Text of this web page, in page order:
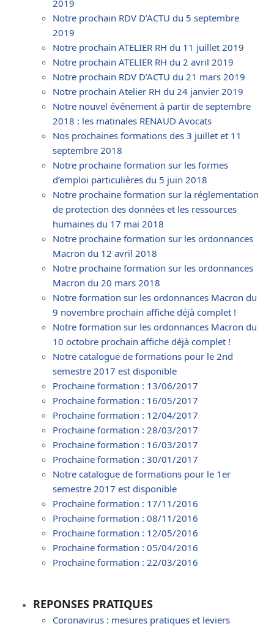
2019
Notre prochain RDV D’ACTU du 5 septembre
2019
Notre prochain ATELIER RH du 11 juillet 2019
Notre prochain ATELIER RH du 2 avril 2019
Notre prochain RDV D’ACTU du 21 mars 2019
Notre prochain Atelier RH du 24 janvier 2019
Notre nouvel événement à partir de septembre
2018 : les matinales RENAUD Avocats
Nos prochaines formations des 3 juillet et 11
septembre 2018
Notre prochaine formation sur les formes
d’emploi particulières du 5 juin 2018
Notre prochaine formation sur la réglementation
de protection des données et les ressources
humaines du 17 mai 2018
Notre prochaine formation sur les ordonnances
Macron du 12 avril 2018
Notre prochaine formation sur les ordonnances
Macron du 20 mars 2018
Notre formation sur les ordonnances Macron du
9 novembre prochain affiche déjà complet !
Notre formation sur les ordonnances Macron du
10 octobre prochain affiche déjà complet !
Notre catalogue de formations pour le 2nd
semestre 2017 est disponible
Prochaine formation : 13/06/2017
Prochaine formation : 16/05/2017
Prochaine formation : 12/04/2017
Prochaine formation : 28/03/2017
Prochaine formation : 16/03/2017
Prochaine formation : 30/01/2017
Notre catalogue de formations pour le 1er
semestre 2017 est disponible
Prochaine formation : 17/11/2016
Prochaine formation : 08/11/2016
Prochaine formation : 12/05/2016
Prochaine formation : 05/04/2016
Prochaine formation : 22/03/2016
REPONSES PRATIQUES
Coronavirus : mesures pratiques et leviers